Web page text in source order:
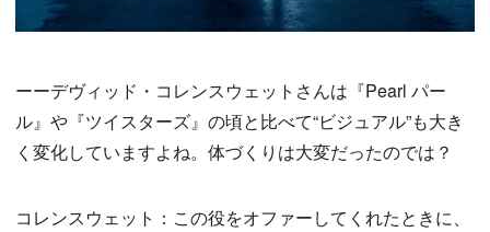
ーーデヴィッド・コレンスウェットさんは『Pearl パー
ル』や『ツイスターズ』の頃と比べて“ビジュアル”も大き
く変化していますよね。体づくりは大変だったのでは？
コレンスウェット：この役をオファーしてくれたときに、